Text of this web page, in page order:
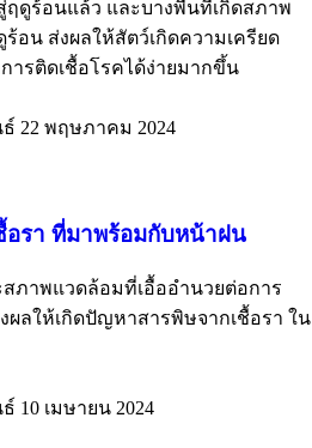
ฤดูร้อนแล้ว และบางพื้นที่เกิดสภาพ
อน ส่งผลให้สัตว์เกิดความเครียด
ารติดเชื้อโรคได้ง่ายมากขึ้น
22 พฤษภาคม 2024
อรา ที่มาพร้อมกับหน้าฝน
ภาพแวดล้อมที่เอื้ออำนวยต่อการ
ผลให้เกิดปัญหาสารพิษจากเชื้อรา ใน
10 เมษายน 2024